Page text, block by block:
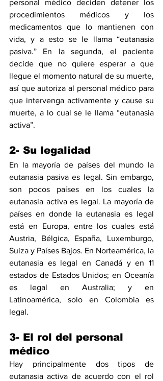
personal médico deciden detener los
procedimientos médicos y los
medicamentos que lo mantienen con
vida, y a esto se le llama “eutanasia
pasiva.” En la segunda, el paciente
decide que no quiere esperar a que
llegue el momento natural de su muerte,
así que autoriza al personal médico para
que intervenga activamente y cause su
muerte, a lo cual se le llama “eutanasia
activa”.
2- Su legalidad
En la mayoría de países del mundo la
eutanasia pasiva es legal. Sin embargo,
son pocos países en los cuales la
eutanasia activa es legal. La mayoría de
países en donde la eutanasia es legal
está en Europa, entre los cuales está
Austria, Bélgica, España, Luxemburgo,
Suiza y Países Bajos. En Norteamérica, la
eutanasia es legal en Canadá y en 11
estados de Estados Unidos; en Oceanía
es legal en Australia; y en
Latinoamérica, solo en Colombia es
legal.
3- El rol del personal
médico
Hay principalmente dos tipos de
eutanasia activa de acuerdo con el rol